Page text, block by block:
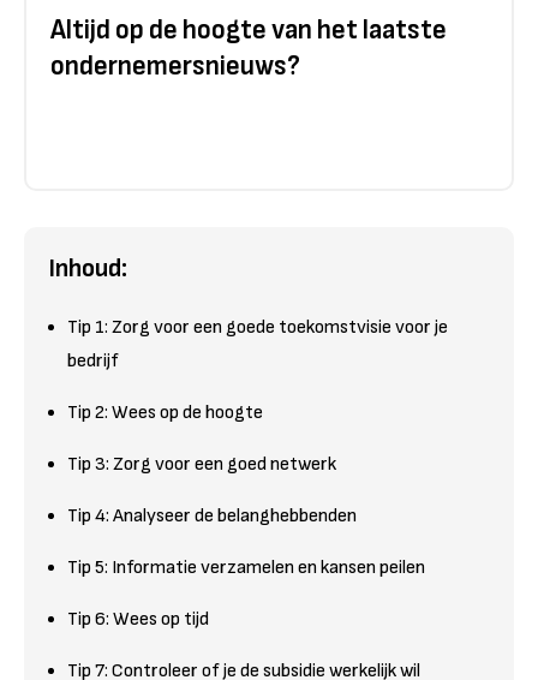
Altijd op de hoogte van het laatste
ondernemersnieuws?
Inhoud:
Tip 1: Zorg voor een goede toekomstvisie voor je
bedrijf
Tip 2: Wees op de hoogte
Tip 3: Zorg voor een goed netwerk
Tip 4: Analyseer de belanghebbenden
Tip 5: Informatie verzamelen en kansen peilen
Tip 6: Wees op tijd
Tip 7: Controleer of je de subsidie werkelijk wil